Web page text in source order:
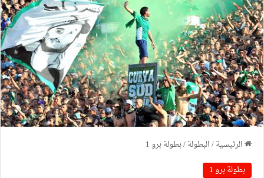
الرئيسية/البطولة/بطولة برو 1
بطولة برو 1